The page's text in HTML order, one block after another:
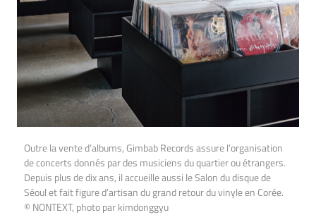
Outre la vente d’albums, Gimbab Records assure l’organisation
de concerts donnés par des musiciens du quartier ou étrangers.
Depuis plus de dix ans, il accueille aussi le Salon du disque de
Séoul et fait figure d’artisan du grand retour du vinyle en Corée.
© NONTEXT, photo par kimdonggyu